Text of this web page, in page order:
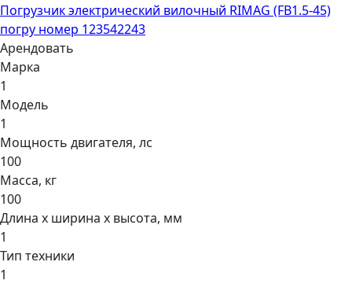
Погрузчик электрический вилочный RIMAG (FB1.5-45)
погру номер 123542243
Арендовать
Марка
1
Модель
1
Мощнocть двигaтеля, лс
100
Масса, кг
100
Длина х ширина х высота, мм
1
Тип техники
1